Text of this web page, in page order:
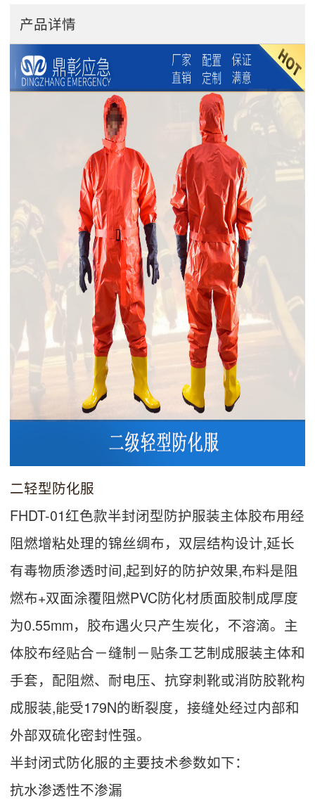
产品详情
二轻型防化服
FHDT-01红色款半封闭型防护服装主体胶布用经
阻燃增粘处理的锦丝绸布，双层结构设计,延长
有毒物质渗透时间,起到好的防护效果,布料是阻
燃布+双面涂覆阻燃PVC防化材质面胶制成厚度
为0.55mm，胶布遇火只产生炭化，不溶滴。主
体胶布经贴合－缝制－贴条工艺制成服装主体和
手套，配阻燃、耐电压、抗穿刺靴或消防胶靴构
成服装,能受179N的断裂度，接缝处经过内部和
外部双硫化密封性强。
半封闭式防化服的主要技术参数如下：
抗水渗透性不渗漏